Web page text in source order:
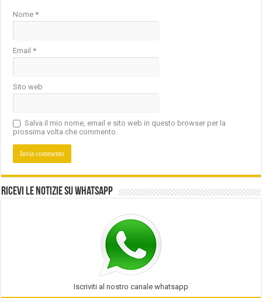
Nome*
Email*
Sito web
Salva il mio nome, email e sito web in questo browser per la
prossima volta che commento.
Ricevi le notizie su Whatsapp
Iscriviti al nostro canale whatsapp